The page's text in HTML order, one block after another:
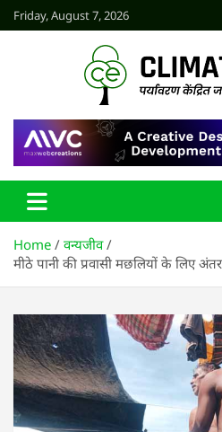
Skip
to
Friday, August 7, 2026
CLIMATE EAST
Home
वन्यजीव
मीठे पानी की प्रवासी मछलियों के लिए